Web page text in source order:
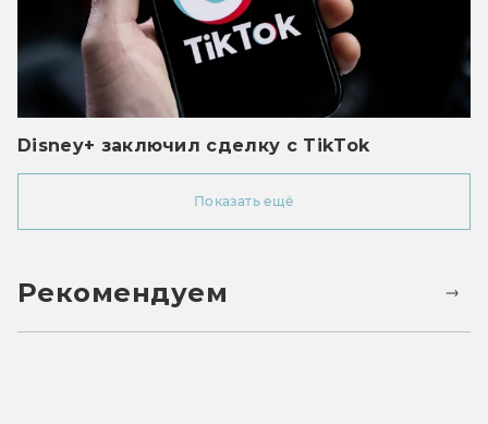
Disney+ заключил сделку с TikTok
Показать ещё
Рекомендуем